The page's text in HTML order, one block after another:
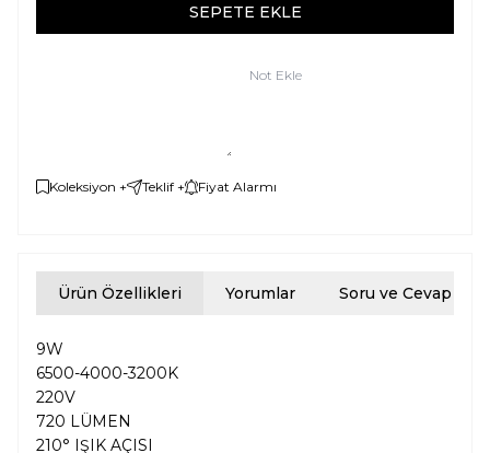
SEPETE EKLE
Not Ekle
Koleksiyon + Teklif + Fiyat Alarmı
Ürün Özellikleri Yorumlar Soru ve Cevap
9W
6500-4000-3200K
220V
720 LÜMEN
210° IŞIK AÇISI